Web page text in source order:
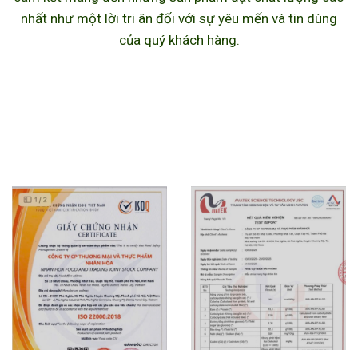
nhất như một lời tri ân đối với sự yêu mến và tin dùng
của quý khách hàng.